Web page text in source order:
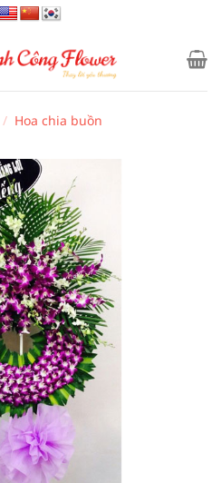
/ Hoa chia buồn